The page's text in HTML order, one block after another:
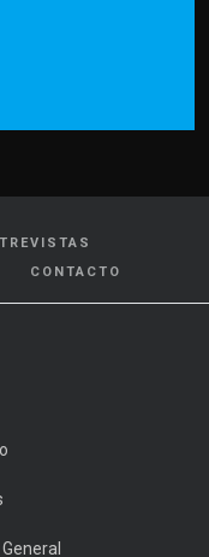
CONTACTO